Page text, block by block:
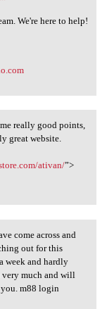
We're here to help!
some
really good points,
great website.
ativan/”>
I
come across and
out for this
week and hardly
very much and will
m88 login